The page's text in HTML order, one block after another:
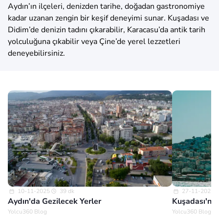
Aydın’ın ilçeleri, denizden tarihe, doğadan gastronomiye
kadar uzanan zengin bir keşif deneyimi sunar. Kuşadası ve
Didim’de denizin tadını çıkarabilir, Karacasu’da antik tarih
yolculuğuna çıkabilir veya Çine’de yerel lezzetleri
deneyebilirsiniz.
10-11-2025 39 dk
Aydın'da Gezilecek Yerler
Yolcu360 Blog
27-11-2025
Yolcu360 Blog